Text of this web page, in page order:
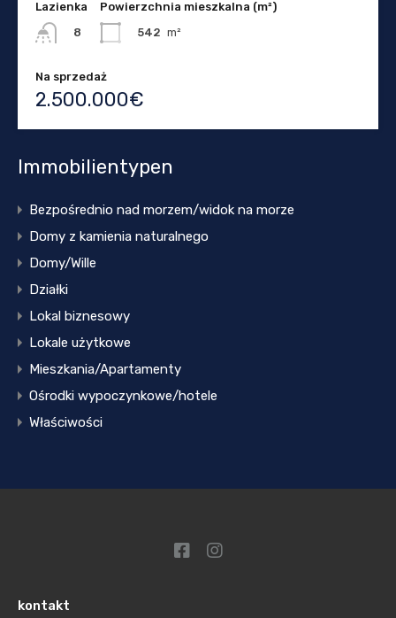
Lazienka
8
Powierzchnia mieszkalna (m²)
542 m²
Na sprzedaż
2.500.000€
Immobilientypen
Bezpośrednio nad morzem/widok na morze
Domy z kamienia naturalnego
Domy/Wille
Działki
Lokal biznesowy
Lokale użytkowe
Mieszkania/Apartamenty
Ośrodki wypoczynkowe/hotele
Właściwości
kontakt